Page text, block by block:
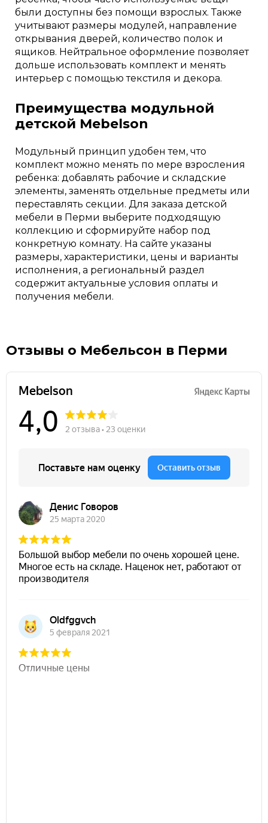
были доступны без помощи взрослых. Также
учитывают размеры модулей, направление
открывания дверей, количество полок и
ящиков. Нейтральное оформление позволяет
дольше использовать комплект и менять
интерьер с помощью текстиля и декора.
Преимущества модульной
детской Mebelson
Модульный принцип удобен тем, что
комплект можно менять по мере взросления
ребенка: добавлять рабочие и складские
элементы, заменять отдельные предметы или
переставлять секции. Для заказа детской
мебели в Перми выберите подходящую
коллекцию и сформируйте набор под
конкретную комнату. На сайте указаны
размеры, характеристики, цены и варианты
исполнения, а региональный раздел
содержит актуальные условия оплаты и
получения мебели.
Отзывы о Мебельсон в Перми